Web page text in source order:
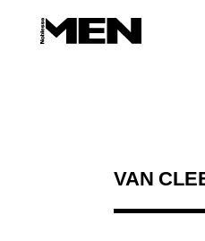
검색결과